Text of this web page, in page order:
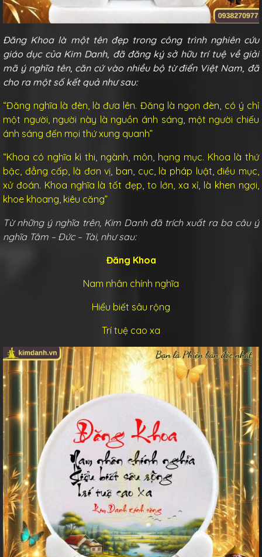
Đăng Khoa là một tên đẹp trong công trình nghiên cứu
giáo dục của Kim Danh, đã đăng ký sở hữu trí tuệ về giải
mã ý nghĩa tên, căn cứ vào nhiều bộ từ điển Việt Nam, đã
cho ra một số kết quả như sau:
“Đăng nghĩa là đèn, là đưa lên. Đăng là ngọn đèn, có ý chỉ
một người, người này là nguồn ánh sáng, một người chiếu
ánh sáng đến mọi thứ xung quanh”
“Khoa có nghĩa kì thi, ngành, môn, hạng mục. Khoa là thứ
bậc, đẳng cấp, là đơn vị, ban, cục, là pháp luật, điều mục,
xử đoán. Khoa nghĩa là tốt đẹp, to lớn, xa xỉ, là khen ngợi,
khoe khoang, kiêu căng”
Từ những ý nghĩa trên, Kim Danh đã trích xuất ra ba câu ý
nghĩa Tâm – Đức – Tài, như sau:
Đăng Khoa
Nam nhân chính nghĩa
Hiểu biết sâu rộng
Trí tuệ cao xa